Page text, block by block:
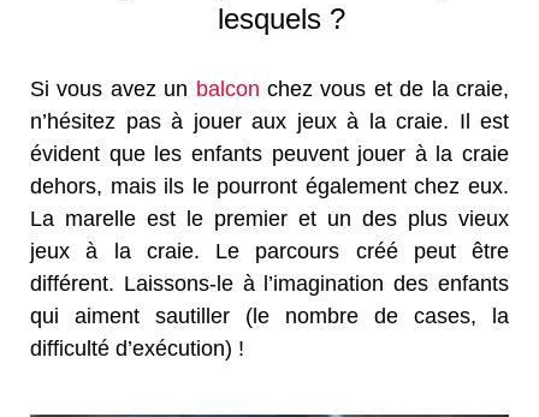
lesquels ?
Si vous avez un balcon chez vous et de la craie,
n’hésitez pas à jouer aux jeux à la craie. Il est
évident que les enfants peuvent jouer à la craie
dehors, mais ils le pourront également chez eux.
La marelle est le premier et un des plus vieux
jeux à la craie. Le parcours créé peut être
différent. Laissons-le à l’imagination des enfants
qui aiment sautiller (le nombre de cases, la
difficulté d’exécution) !